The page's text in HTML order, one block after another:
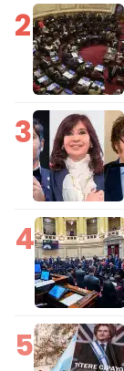
2
3
4
5